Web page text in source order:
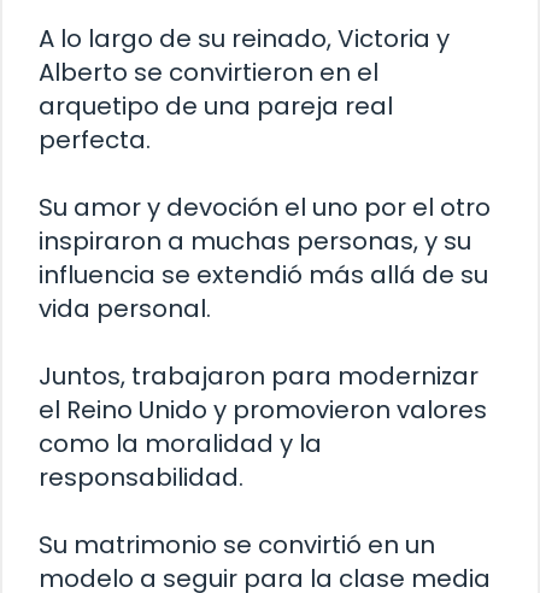
A lo largo de su reinado, Victoria y
Alberto se convirtieron en el
arquetipo de una pareja real
perfecta.
Su amor y devoción el uno por el otro
inspiraron a muchas personas, y su
influencia se extendió más allá de su
vida personal.
Juntos, trabajaron para modernizar
el Reino Unido y promovieron valores
como la moralidad y la
responsabilidad.
Su matrimonio se convirtió en un
modelo a seguir para la clase media